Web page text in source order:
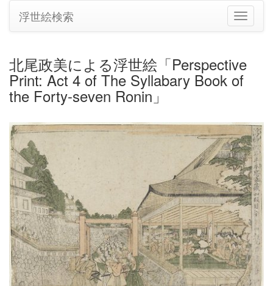
ナ
ビ
シ
ョ
り
替
え
浮世絵検索
北尾政美による浮世絵「Perspective
Print: Act 4 of The Syllabary Book of
the Forty-seven Ronin」